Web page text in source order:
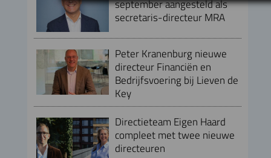
september aangesteld als
secretaris-directeur MRA
Peter Kranenburg nieuwe
directeur Financiën en
Bedrijfsvoering bij Lieven de
Key
Directieteam Eigen Haard
compleet met twee nieuwe
directeuren